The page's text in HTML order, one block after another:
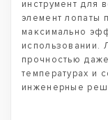
инструмент для
элемент лопаты
максимально
использовании.
прочностью
температурах и
инженерные